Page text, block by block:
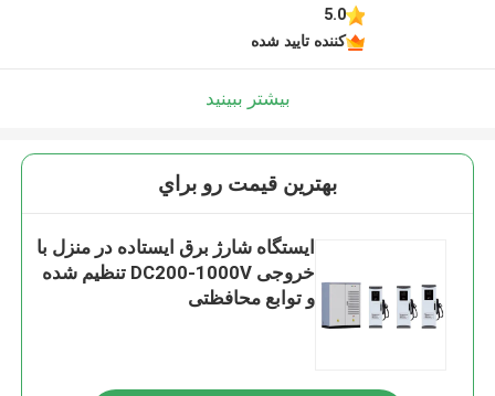
5.0
کننده تایید شده
بیشتر ببینید
بهترين قيمت رو براي
ایستگاه شارژ برق ایستاده در منزل با
خروجی DC200-1000V تنظیم شده
و توابع محافظتی